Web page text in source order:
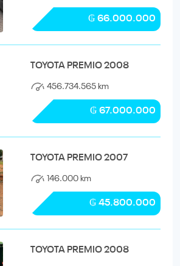
₲ 66.000.000
TOYOTA PREMIO 2008
456.734.565 km
₲ 67.000.000
TOYOTA PREMIO 2007
146.000 km
₲ 45.800.000
TOYOTA PREMIO 2008